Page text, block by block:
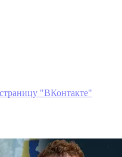
"ВКонтакте"